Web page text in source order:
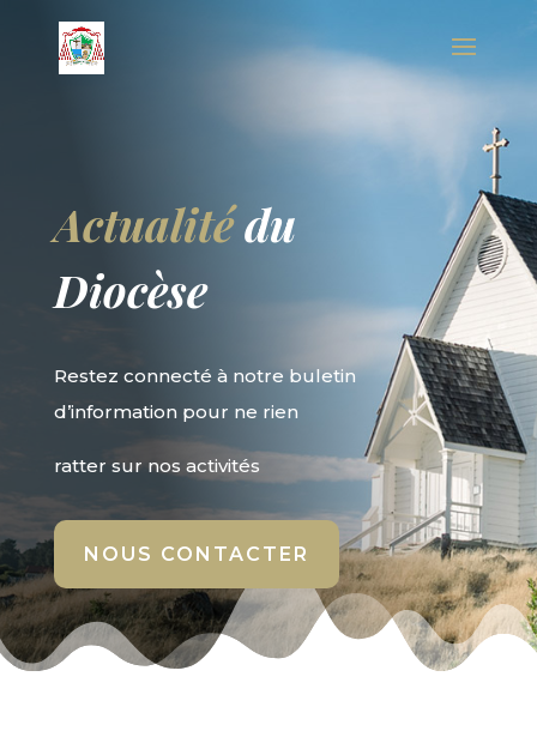
Actualitédu
Diocèse
Restez connecté à notre buletin
d’information pour ne rien
ratter sur nos activités
NOUS CONTACTER